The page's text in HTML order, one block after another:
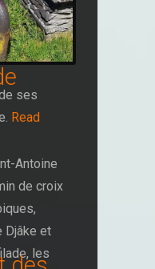
Read
ses
Read
Antoine
de croix
Djâke et
les